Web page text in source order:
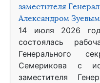
заместителя
Александром Зуевым
14 июля 2026
состоялась
Генерального
Семерикова с
заместителя